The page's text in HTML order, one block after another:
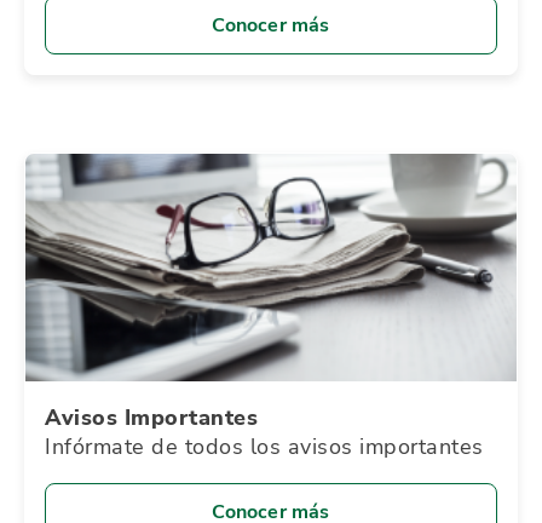
Conocer más
Avisos Importantes
Infórmate de todos los avisos importantes
Conocer más